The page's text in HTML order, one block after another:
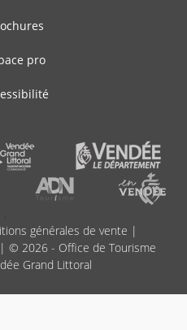
pro
générales de vente |
| © 2026 - Office de Tourisme
Grand Littoral